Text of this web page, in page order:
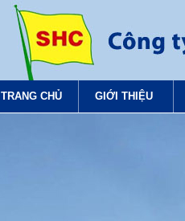
TRANG CHỦ GIỚI THIỆU